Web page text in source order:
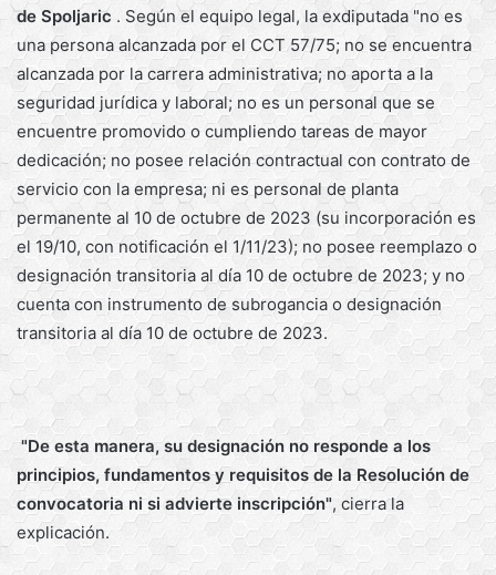
de Spoljaric . Según el equipo legal, la exdiputada "no es
una persona alcanzada por el CCT 57/75; no se encuentra
alcanzada por la carrera administrativa; no aporta a la
seguridad jurídica y laboral; no es un personal que se
encuentre promovido o cumpliendo tareas de mayor
dedicación; no posee relación contractual con contrato de
servicio con la empresa; ni es personal de planta
permanente al 10 de octubre de 2023 (su incorporación es
el 19/10, con notificación el 1/11/23); no posee reemplazo o
designación transitoria al día 10 de octubre de 2023; y no
cuenta con instrumento de subrogancia o designación
transitoria al día 10 de octubre de 2023.
"De esta manera, su designación no responde a los
principios, fundamentos y requisitos de la Resolución de
convocatoria ni si advierte inscripción", cierra la
explicación.